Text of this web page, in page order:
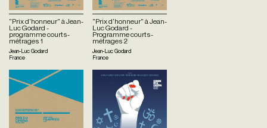
"Prix d'honneur" à Jean-
Luc Godard -
programme courts-
métrages 1
Jean-Luc Godard
France
"Prix d'honneur" à Jean-
Luc Godard -
Programme courts-
métrages 2
Jean-Luc Godard
France